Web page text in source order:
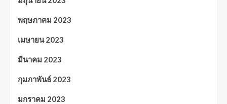
พฤษภาคม 2023
เมษายน 2023
มีนาคม 2023
กุมภาพันธ์ 2023
มกราคม 2023